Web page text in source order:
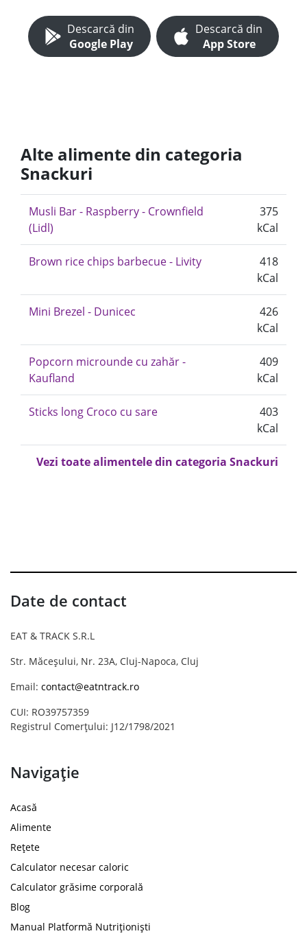
Descarcă din
Google Play
Descarcă din
App Store
Alte alimente din categoria
Snackuri
Musli Bar - Raspberry - Crownfield
(Lidl)
375
kCal
Brown rice chips barbecue - Livity
418
kCal
Mini Brezel - Dunicec
426
kCal
Popcorn microunde cu zahăr -
Kaufland
409
kCal
Sticks long Croco cu sare
403
kCal
Vezi toate alimentele din categoria Snackuri
Date de contact
EAT & TRACK S.R.L
Str. Măceșului, Nr. 23A, Cluj-Napoca, Cluj
Email: contact@eatntrack.ro
CUI: RO39757359
Registrul Comerțului: J12/1798/2021
Navigație
Acasă
Alimente
Rețete
Calculator necesar caloric
Calculator grăsime corporală
Blog
Manual Platformă Nutriționiști